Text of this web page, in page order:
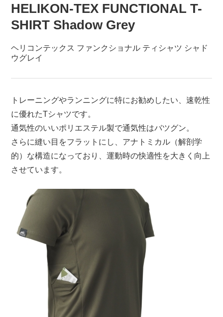
HELIKON-TEX FUNCTIONAL T-
SHIRT Shadow Grey
ヘリコンテックス ファンクショナル ティシャツ シャド
ウグレイ
トレーニングやランニングに特にお勧めしたい、速乾性
に優れたTシャツです。
通気性のいいポリエステル製で通気性はバツグン。
さらに縫い目をフラットにし、アナトミカル（解剖学
的）な構造になっており、運動時の快適性を大きく向上
させています。